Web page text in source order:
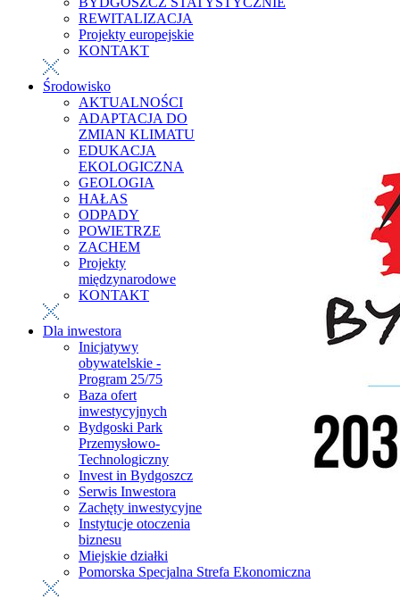
REWITALIZACJA
Projekty europejskie
KONTAKT
Środowisko
AKTUALNOŚCI
ADAPTACJA DO
ZMIAN KLIMATU
EDUKACJA
EKOLOGICZNA
GEOLOGIA
HAŁAS
ODPADY
POWIETRZE
ZACHEM
Projekty
międzynarodowe
KONTAKT
Dla inwestora
Inicjatywy
obywatelskie -
Program 25/75
Baza ofert
inwestycyjnych
Bydgoski Park
Przemysłowo-
Technologiczny
Invest in Bydgoszcz
Serwis Inwestora
Zachęty inwestycyjne
Instytucje otoczenia
biznesu
Miejskie działki
Pomorska Specjalna Strefa Ekonomiczna